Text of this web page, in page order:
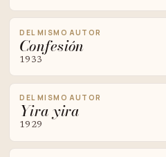
DEL MISMO AUTOR
Confesión
1933
DEL MISMO AUTOR
Yira yira
1929